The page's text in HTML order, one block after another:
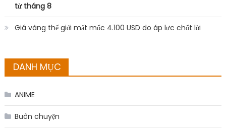
từ tháng 8
Giá vàng thế giới mất mốc 4.100 USD do áp lực chốt lời
DANH MỤC
ANIME
Buôn chuyện